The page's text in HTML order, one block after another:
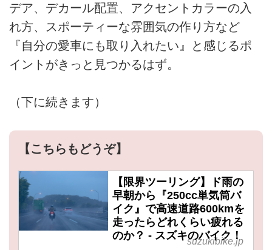
デア、デカール配置、アクセントカラーの入
れ方、スポーティーな雰囲気の作り方など
『自分の愛車にも取り入れたい』と感じるポ
イントがきっと見つかるはず。
（下に続きます）
【こちらもどうぞ】
【限界ツーリング】ド雨の
早朝から『250cc単気筒バ
イク』で高速道路600kmを
走ったらどれくらい疲れる
のか？ - スズキのバイク！
suzukibike.jp